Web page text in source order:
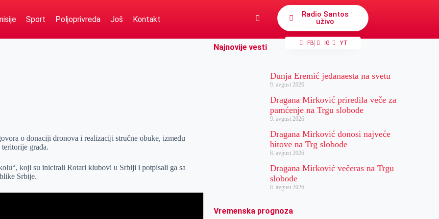
Sport Poljoprivreda Još Kontakt
Radio Santos
uživo
FB IG YT
o donaciji dronova i realizaciji stručne obuke, između
grada.
koji su inicirali Rotari klubovi u Srbiji i potpisali ga sa
Srbije.
Najnovije vesti
Dunja Eremić jedanaesta na svetu
9. avgust 2026.
Dragana Mirković priredila veče za
pamćenje na Trgu slobode
9. avgust 2026.
Dragana Mirković donosi najveće
hitove na Trg slobode
8. avgust 2026.
Dragana Mirković večeras na Trgu
slobode
8. avgust 2026.
Vremenska prognoza